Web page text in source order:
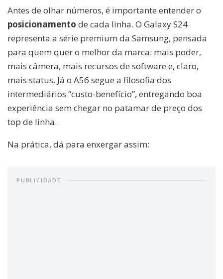
Antes de olhar números, é importante entender o
posicionamento de cada linha. O Galaxy S24
representa a série premium da Samsung, pensada
para quem quer o melhor da marca: mais poder,
mais câmera, mais recursos de software e, claro,
mais status. Já o A56 segue a filosofia dos
intermediários “custo-benefício”, entregando boa
experiência sem chegar no patamar de preço dos
top de linha.
Na prática, dá para enxergar assim:
PUBLICIDADE